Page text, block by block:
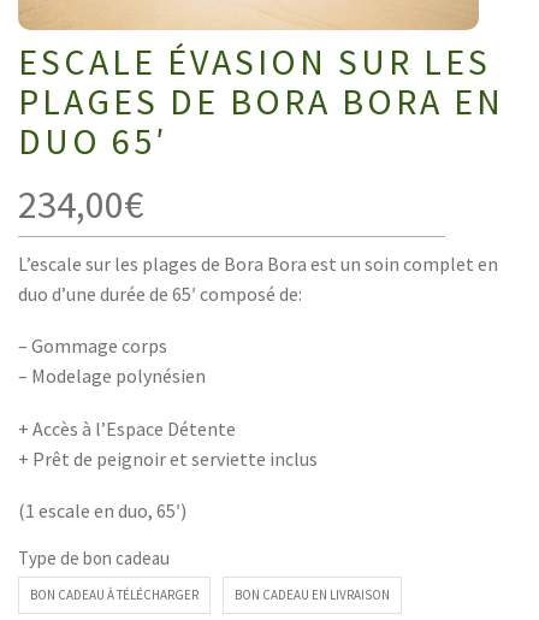
ESCALE ÉVASION SUR LES
PLAGES DE BORA BORA EN
DUO 65′
234,00€
L’escale sur les plages de Bora Bora est un soin complet en
duo d’une durée de 65′ composé de:
– Gommage corps
– Modelage polynésien
+ Accès à l’Espace Détente
+ Prêt de peignoir et serviette inclus
(1 escale en duo, 65′)
Type de bon cadeau
BON CADEAU À TÉLÉCHARGER BON CADEAU EN LIVRAISON